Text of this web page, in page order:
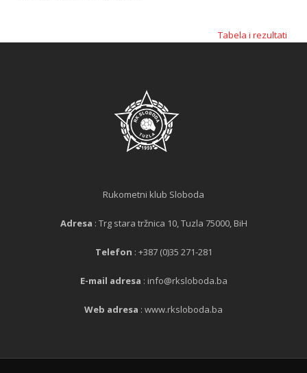
Tabela i rezultati
Rukometni klub Sloboda
Adresa : Trg stara tržnica 10, Tuzla 75000, BiH
Telefon : +387 (0)35 271-281
E-mail adresa : info@rksloboda.ba
Web adresa : www.rksloboda.ba